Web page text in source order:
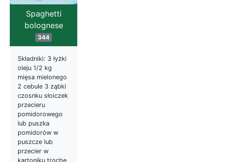
Spaghetti
bolognese
344
Składniki: 3 łyżki
oleju 1/2 kg
mięsa mielonego
2 cebule 3 ząbki
czosnku słoiczek
przecieru
pomidorowego
lub puszka
pomidorów w
puszcze lub
przecier w
kartoniku trochę